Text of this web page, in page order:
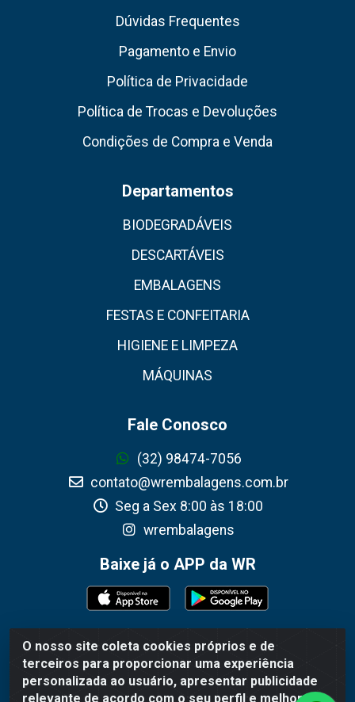
O nosso site coleta cookies próprios e de
terceiros para proporcionar uma experiência
personalizada ao usuário, apresentar publicidade
relevante de acordo com o seu perfil e melhorar a
Dúvidas Frequentes
Pagamento e Envio
Política de Privacidade
Política de Trocas e Devoluções
Condições de Compra e Venda
Departamentos
BIODEGRADÁVEIS
DESCARTÁVEIS
EMBALAGENS
FESTAS E CONFEITARIA
HIGIENE E LIMPEZA
MÁQUINAS
Fale Conosco
(32) 98474-7056
contato@wrembalagens.com.br
Seg a Sex 8:00 às 18:00
wrembalagens
Baixe já o APP da WR
WR Embalagens - R. Cel. Teodoro Gomes de Araújo, 1360 -
Grogotó - Barbacena / MG - CEP 36202-628 - CNPJ
02.692.206/0001-55